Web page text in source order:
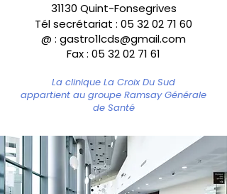
31130 Quint-Fonsegrives
Tél secrétariat : 05 32 02 71 60
@ : gastro1lcds@gmail.com
Fax : 05 32 02 71 61
La clinique La Croix Du Sud
appartient au groupe Ramsay Générale
de Santé